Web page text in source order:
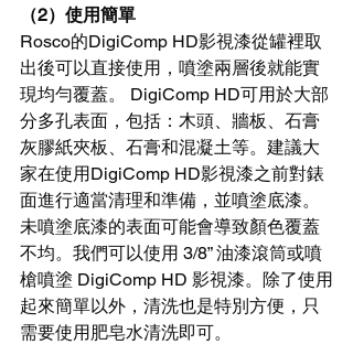
（2）使用簡單
Rosco的DigiComp HD影視漆從罐裡取
出後可以直接使用，噴塗兩層後就能實
現均勻覆蓋。 DigiComp HD可用於大部
分多孔表面，包括：木頭、牆板、石膏
灰膠紙夾板、石膏和混凝土等。建議大
家在使用DigiComp HD影視漆之前對錶
面進行適當清理和準備，並噴塗底漆。
未噴塗底漆的表面可能會導致顏色覆蓋
不均。我們可以使用 3/8” 油漆滾筒或噴
槍噴塗 DigiComp HD 影視漆。除了使用
起來簡單以外，清洗也是特別方便，只
需要使用肥皂水清洗即可。